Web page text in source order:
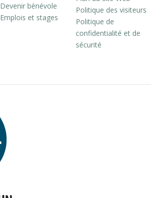
Devenir bénévole
Emplois et stages
Politique des visiteurs
Politique de
confidentialité et de
sécurité